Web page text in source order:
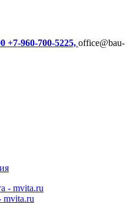
+7-960-700-5225, office@bau-
mvita.ru